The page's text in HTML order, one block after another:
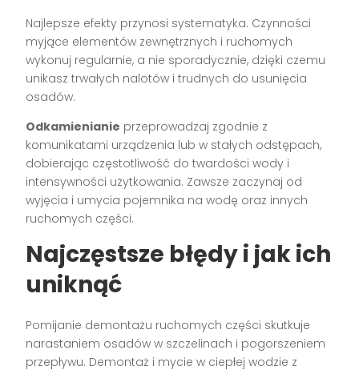
Najlepsze efekty przynosi systematyka. Czynności
myjące elementów zewnętrznych i ruchomych
wykonuj regularnie, a nie sporadycznie, dzięki czemu
unikasz trwałych nalotów i trudnych do usunięcia
osadów.
Odkamienianie przeprowadzaj zgodnie z
komunikatami urządzenia lub w stałych odstępach,
dobierając częstotliwość do twardości wody i
intensywności użytkowania. Zawsze zaczynaj od
wyjęcia i umycia pojemnika na wodę oraz innych
ruchomych części.
Najczęstsze błędy i jak ich
uniknąć
Pomijanie demontażu ruchomych części skutkuje
narastaniem osadów w szczelinach i pogorszeniem
przepływu. Demontaż i mycie w ciepłej wodzie z